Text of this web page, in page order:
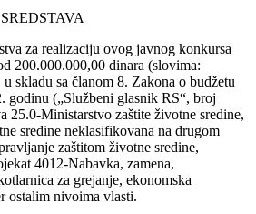
za realizaciju ovog javnog konkursa
200.000.000,00 dinara (slovima:
skladu sa članom 8. Zakona o budžetu
godinu („Službeni glasnik RS“, broj
25.0-Ministarstvo zaštite životne sredine,
sredine neklasifikovana na drugom
zaštitom životne sredine,
4012-Nabavka, zamena,
za grejanje, ekonomska
ostalim nivoima vlasti.